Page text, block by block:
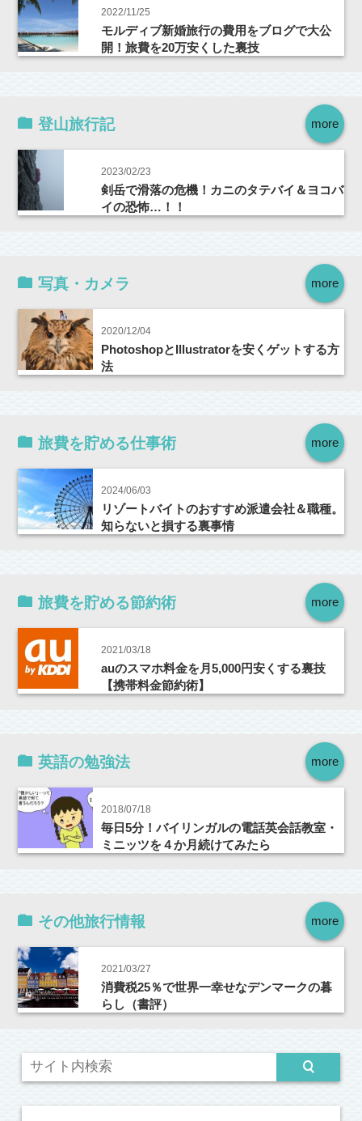
2022/11/25
モルディブ新婚旅行の費用をブログで大公
開！旅費を20万安くした裏技
more
登山旅行記
2023/02/23
剣岳で滑落の危機！カニのタテバイ＆ヨコバ
イの恐怖…！！
more
写真・カメラ
2020/12/04
PhotoshopとIllustratorを安くゲットする方
法
more
旅費を貯める仕事術
2024/06/03
リゾートバイトのおすすめ派遣会社＆職種。
知らないと損する裏事情
more
旅費を貯める節約術
2021/03/18
auのスマホ料金を月5,000円安くする裏技
【携帯料金節約術】
more
英語の勉強法
2018/07/18
毎日5分！バイリンガルの電話英会話教室・
ミニッツを４か月続けてみたら
more
その他旅行情報
2021/03/27
消費税25％で世界一幸せなデンマークの暮
らし（書評）